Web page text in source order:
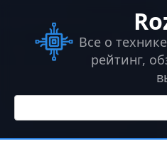
контенту
Все о
рейтинг,
Поиск: